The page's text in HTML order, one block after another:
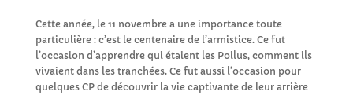
Cette année, le 11 novembre a une importance toute
particulière : c’est le centenaire de l’armistice. Ce fut
l’occasion d’apprendre qui étaient les Poilus, comment ils
vivaient dans les tranchées. Ce fut aussi l’occasion pour
quelques CP de découvrir la vie captivante de leur arrière